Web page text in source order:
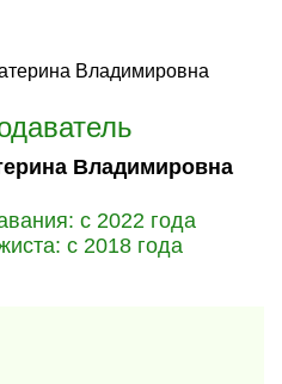
Владимировна
с 2022 года
с 2018 года